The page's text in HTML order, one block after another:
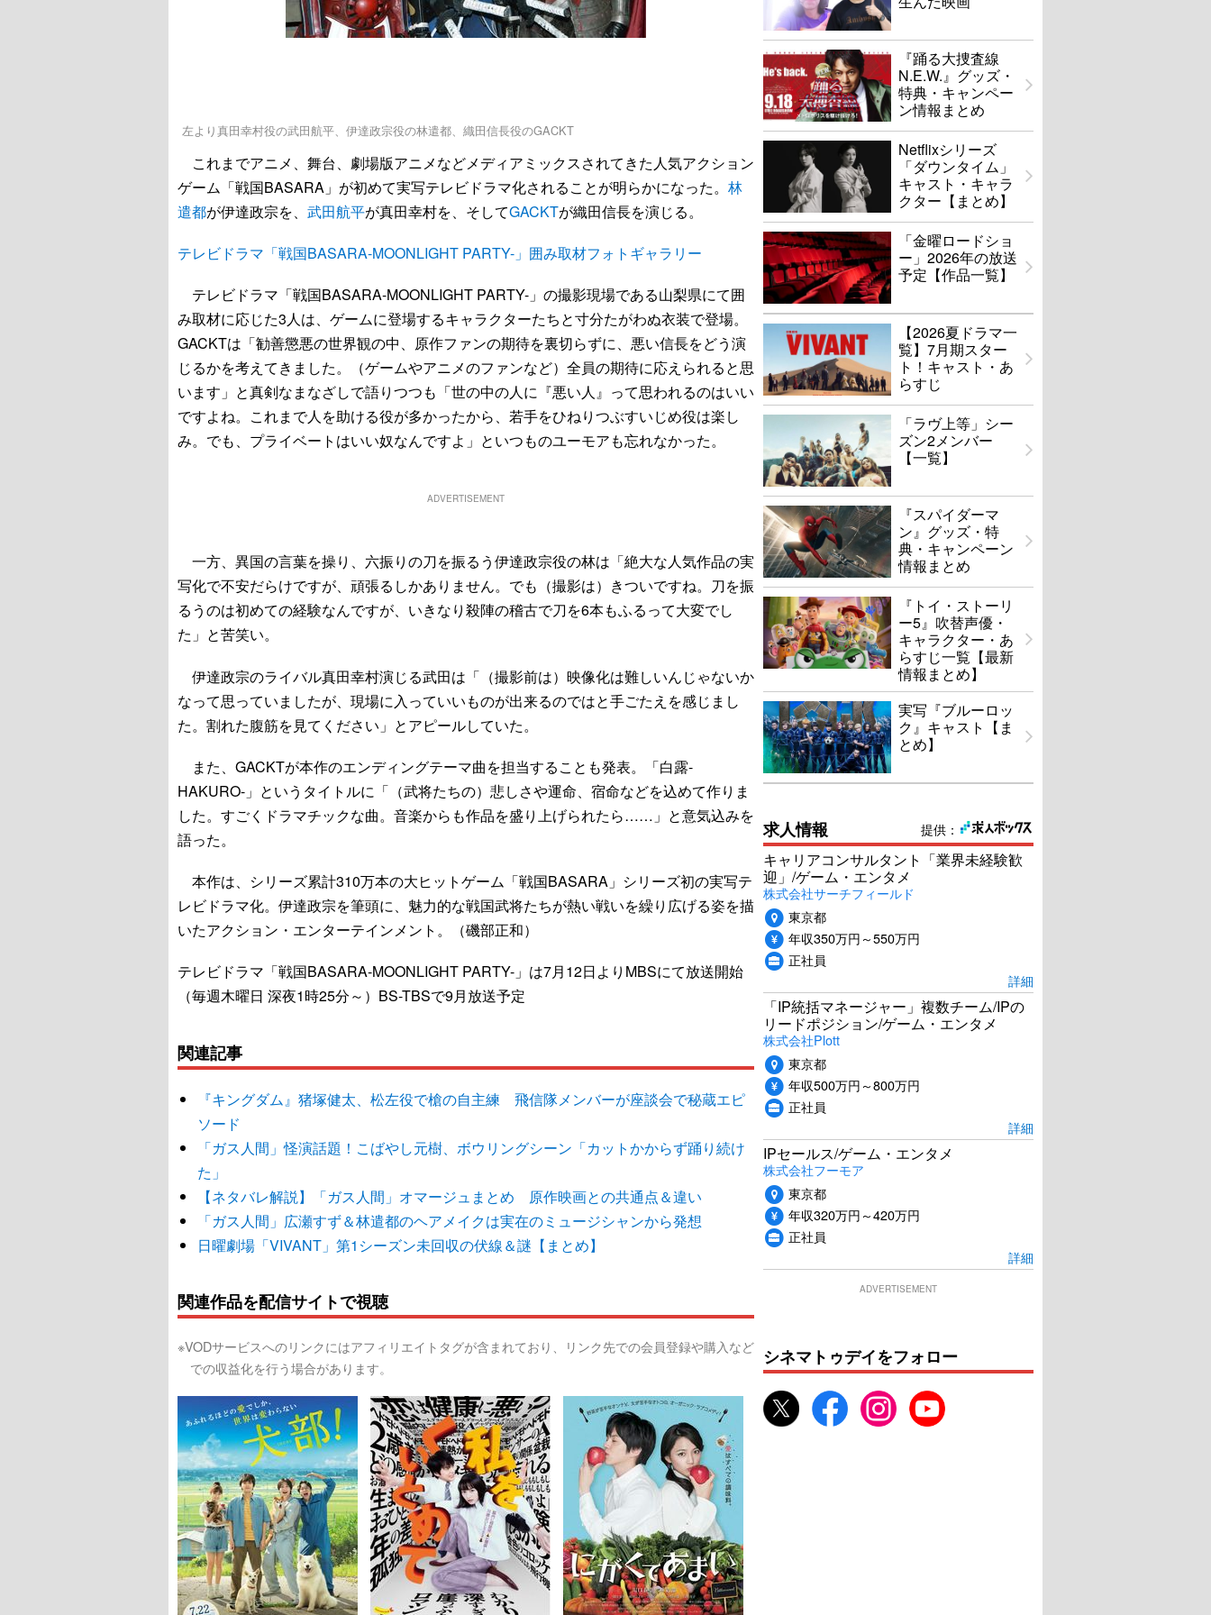
左より真田幸村役の武田航平、伊達政宗役の林遣都、織田信長役のGACKT
これまでアニメ、舞台、劇場版アニメなどメディアミックスされてきた人気アクション
ゲーム「戦国BASARA」が初めて実写テレビドラマ化されることが明らかになった。 林
遣都が伊達政宗を、 武田航平が真田幸村を、そしてGACKTが織田信長を演じる。
テレビドラマ「戦国BASARA-MOONLIGHT PARTY-」囲み取材フォトギャラリー
テレビドラマ「戦国BASARA-MOONLIGHT PARTY-」の撮影現場である山梨県にて囲
み取材に応じた3人は、ゲームに登場するキャラクターたちと寸分たがわぬ衣装で登場。
GACKTは「勧善懲悪の世界観の中、原作ファンの期待を裏切らずに、悪い信長をどう演
じるかを考えてきました。（ゲームやアニメのファンなど）全員の期待に応えられると思
います」と真剣なまなざしで語りつつも「世の中の人に『悪い人』って思われるのはいい
ですよね。これまで人を助ける役が多かったから、若手をひねりつぶすいじめ役は楽し
み。でも、プライベートはいい奴なんですよ」といつものユーモアも忘れなかった。
ADVERTISEMENT
一方、異国の言葉を操り、六振りの刀を振るう伊達政宗役の林は「絶大な人気作品の実
写化で不安だらけですが、頑張るしかありません。でも（撮影は）きついですね。刀を振
るうのは初めての経験なんですが、いきなり殺陣の稽古で刀を6本もふるって大変でし
た」と苦笑い。
伊達政宗のライバル真田幸村演じる武田は「（撮影前は）映像化は難しいんじゃないか
なって思っていましたが、現場に入っていいものが出来るのではと手ごたえを感じまし
た。割れた腹筋を見てください」とアピールしていた。
また、GACKTが本作のエンディングテーマ曲を担当することも発表。「白露-
HAKURO-」というタイトルに「（武将たちの）悲しさや運命、宿命などを込めて作りま
した。すごくドラマチックな曲。音楽からも作品を盛り上げられたら……」と意気込みを
語った。
本作は、シリーズ累計310万本の大ヒットゲーム「戦国BASARA」シリーズ初の実写テ
レビドラマ化。伊達政宗を筆頭に、魅力的な戦国武将たちが熱い戦いを繰り広げる姿を描
いたアクション・エンターテインメント。（磯部正和）
テレビドラマ「戦国BASARA-MOONLIGHT PARTY-」は7月12日よりMBSにて放送開始
（毎週木曜日 深夜1時25分～）BS-TBSで9月放送予定
関連記事
『キングダム』猪塚健太、松左役で槍の自主練 飛信隊メンバーが座談会で秘蔵エピ
ソード
「ガス人間」怪演話題！こばやし元樹、ボウリングシーン「カットかからず踊り続け
た」
【ネタバレ解説】「ガス人間」オマージュまとめ 原作映画との共通点＆違い
「ガス人間」広瀬すず＆林遣都のヘアメイクは実在のミュージシャンから発想
日曜劇場「VIVANT」第1シーズン未回収の伏線＆謎【まとめ】
関連作品を配信サイトで視聴
※VODサービスへのリンクにはアフィリエイトタグが含まれており、リンク先での会員登録や購入など
での収益化を行う場合があります。
『踊る大捜査線
N.E.W.』グッズ・
特典・キャンペー
ン情報まとめ
Netflixシリーズ
「ダウンタイム」
キャスト・キャラ
クター【まとめ】
「金曜ロードショ
ー」2026年の放送
予定【作品一覧】
【2026夏ドラマ一
覧】7月期スター
ト！キャスト・あ
らすじ
「ラヴ上等」シー
ズン2メンバー
【一覧】
『スパイダーマ
ン』グッズ・特
典・キャンペーン
情報まとめ
『トイ・ストーリ
ー5』吹替声優・
キャラクター・あ
らすじ一覧【最新
情報まとめ】
実写『ブルーロッ
ク』キャスト【ま
とめ】
提供：
求人情報
キャリアコンサルタント「業界未経験歓
迎」/ゲーム・エンタメ
株式会社サーチフィールド
東京都
年収350万円～550万円
正社員
詳細
「IP統括マネージャー」複数チーム/IPの
リードポジション/ゲーム・エンタメ
株式会社Plott
東京都
年収500万円～800万円
正社員
詳細
IPセールス/ゲーム・エンタメ
株式会社フーモア
東京都
年収320万円～420万円
正社員
詳細
ADVERTISEMENT
シネマトゥデイをフォロー